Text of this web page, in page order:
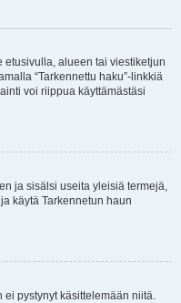
etusivulla, alueen tai viestiketjun
“Tarkennettu haku”-linkkiä
voi riippua käyttämästäsi
ja sisälsi useita yleisiä termejä,
käytä Tarkennetun haun
pystynyt käsittelemään niitä.